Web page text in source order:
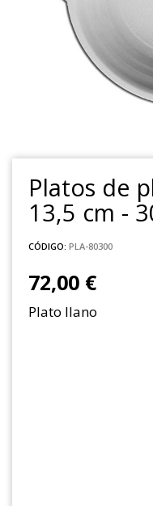
Platos de
13,5 cm -
CÓDIGO: PLA-80300
72,00 €
Plato llano